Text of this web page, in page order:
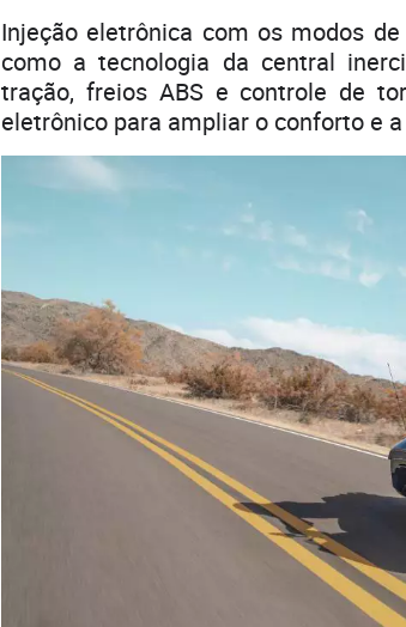
Injeção eletrônica com os modos
como a tecnologia da central
tração, freios ABS e controle de
eletrônico para ampliar o conforto e